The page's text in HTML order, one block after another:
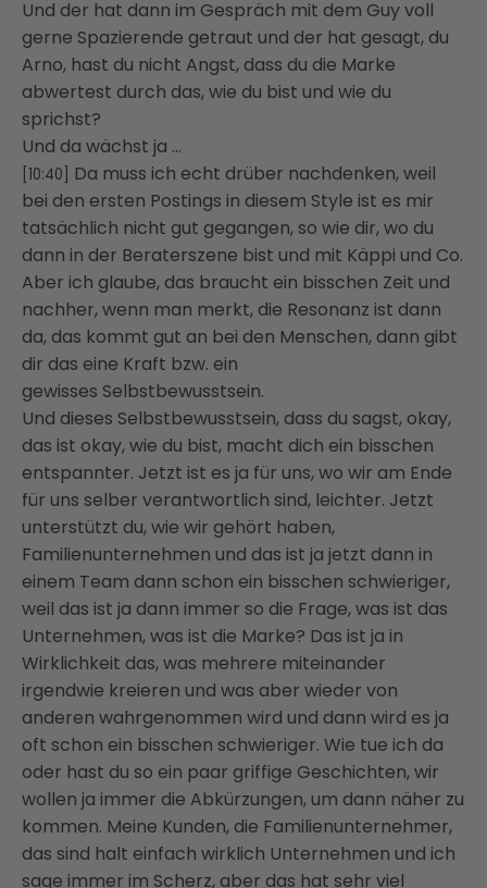
Und der hat dann im Gespräch mit dem Guy voll
gerne Spazierende getraut und der hat gesagt, du
Arno, hast du nicht Angst, dass du die Marke
abwertest durch das, wie du bist und wie du
sprichst?
Und da wächst ja …
[10:40]
Da muss ich echt drüber nachdenken, weil
bei den ersten Postings in diesem Style ist es mir
tatsächlich nicht gut gegangen, so wie dir, wo du
dann in der Beraterszene bist und mit Käppi und Co.
Aber ich glaube, das braucht ein bisschen Zeit und
nachher, wenn man merkt, die Resonanz ist dann
da, das kommt gut an bei den Menschen, dann gibt
dir das eine Kraft bzw. ein
gewisses Selbstbewusstsein.
Und dieses Selbstbewusstsein, dass du sagst, okay,
das ist okay, wie du bist, macht dich ein bisschen
entspannter. Jetzt ist es ja für uns, wo wir am Ende
für uns selber verantwortlich sind, leichter. Jetzt
unterstützt du, wie wir gehört haben,
Familienunternehmen und das ist ja jetzt dann in
einem Team dann schon ein bisschen schwieriger,
weil das ist ja dann immer so die Frage, was ist das
Unternehmen, was ist die Marke? Das ist ja in
Wirklichkeit das,was mehrere miteinander
irgendwie kreieren und was aber wieder von
anderen wahrgenommen wird und dann wird es ja
oft schon ein bisschen schwieriger. Wie tue ich da
oder hast du so ein paar griffige Geschichten, wir
wollen ja immer die Abkürzungen, um dann näher zu
kommen. Meine Kunden, die Familienunternehmer,
das sind halt einfach wirklich Unternehmen und ich
sage immer im Scherz, aber das hat sehr viel